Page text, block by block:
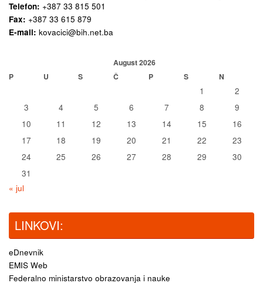
Telefon: +387 33 815 501
Fax: +387 33 615 879
E-mail: kovacici@bih.net.ba
August 2026
P
U S Č P S N
1
2
3
4 5 6 7 8
9
10
11 12 13 14 15
16
17
18 19 20 21 22
23
24
25 26 27 28 29
30
31
« jul
LINKOVI:
eDnevnik
EMIS Web
Federalno ministarstvo obrazovanja i nauke